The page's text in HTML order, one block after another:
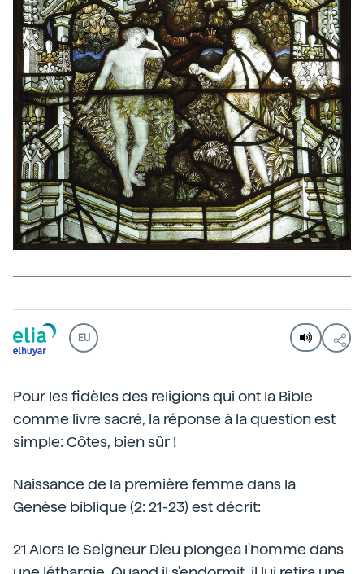
EU
Pour les fidèles des religions qui ont la Bible
comme livre sacré, la réponse à la question est
simple: Côtes, bien sûr !
Naissance de la première femme dans la
Genèse biblique (2: 21-23) est décrit:
21 Alors le Seigneur Dieu plongea l'homme dans